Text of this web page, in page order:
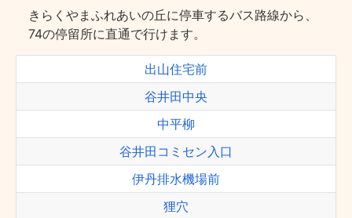
きらくやまふれあいの丘に停車するバス路線から、
74の停留所に直通で行けます。
出山住宅前
谷井田中央
中平柳
谷井田コミセン入口
伊丹排水機場前
狸穴